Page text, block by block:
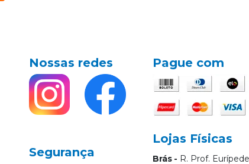
Nossas redes
Segurança
Pague com
Lojas Físicas
Brás R. Prof.